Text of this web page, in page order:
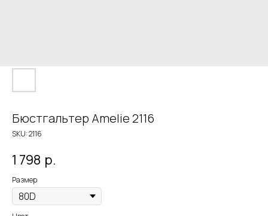
Бюстгальтер Amelie 2116
SKU:2116
1 798 р.
Размер